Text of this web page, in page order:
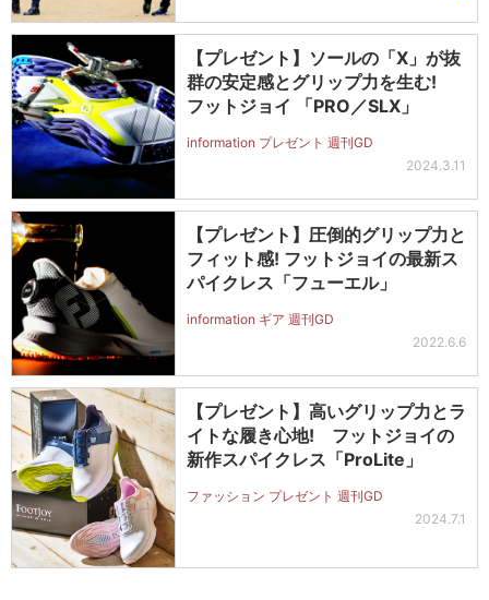
【プレゼント】ソールの「X」が抜
群の安定感とグリップ力を生む!
フットジョイ 「PRO／SLX」
information プレゼント 週刊GD
2024.3.11
【プレゼント】圧倒的グリップ力と
フィット感! フットジョイの最新ス
パイクレス「フューエル」
information ギア 週刊GD
2022.6.6
【プレゼント】高いグリップ力とラ
イトな履き心地! フットジョイの
新作スパイクレス「ProLite」
ファッション プレゼント 週刊GD
2024.7.1